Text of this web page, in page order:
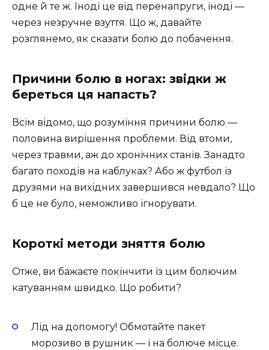
одне й те ж. Іноді це від перенапруги, іноді —
через незручне взуття. Що ж, давайте
розглянемо, як сказати болю до побачення.
Причини болю в ногах: звідки ж
береться ця напасть?
Всім відомо, що розуміння причини болю —
половина вирішення проблеми. Від втоми,
через травми, аж до хронічних станів. Занадто
багато походів на каблуках? Або ж футбол із
друзями на вихідних завершився невдало? Що
б це не було, неможливо ігнорувати.
Короткі методи зняття болю
Отже, ви бажаєте покінчити із цим болючим
катуванням швидко. Що робити?
Лід на допомогу! Обмотайте пакет
морозиво в рушник — і на болюче місце.